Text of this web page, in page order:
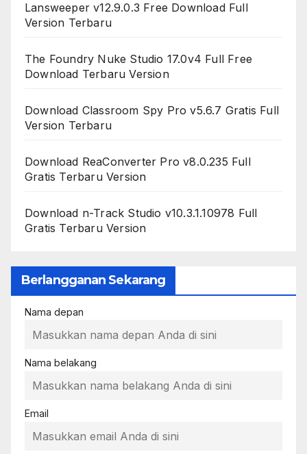
Lansweeper v12.9.0.3 Free Download Full
Version Terbaru
The Foundry Nuke Studio 17.0v4 Full Free
Download Terbaru Version
Download Classroom Spy Pro v5.6.7 Gratis Full
Version Terbaru
Download ReaConverter Pro v8.0.235 Full
Gratis Terbaru Version
Download n-Track Studio v10.3.1.10978 Full
Gratis Terbaru Version
Berlangganan Sekarang
Nama depan
Nama belakang
Email